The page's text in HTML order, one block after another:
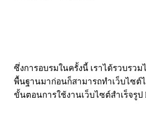
ซึ่งการอบรมในครั้งนี้ เราได้รวบรว
พื้นฐานมาก่อนก็สามารถทำเว็บไซต์ไ
ขั้นตอนการใช้งานเว็บไซต์สำเร็จรูป